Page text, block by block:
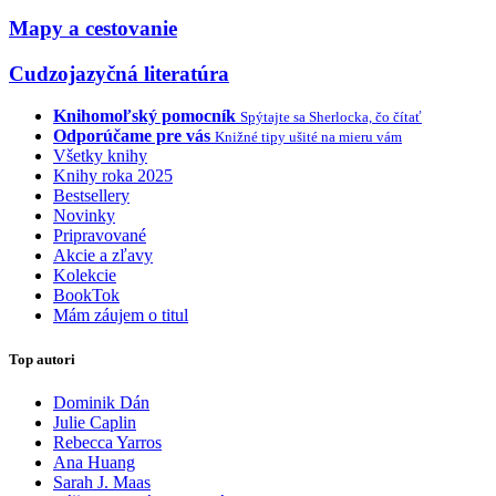
Mapy a cestovanie
Cudzojazyčná literatúra
Knihomoľský pomocník Spýtajte sa Sherlocka, čo čítať
Odporúčame pre vás Knižné tipy ušité na mieru vám
Všetky knihy
Knihy roka 2025
Bestsellery
Novinky
Pripravované
Akcie a zľavy
Kolekcie
BookTok
Mám záujem o titul
Top autori
Dominik Dán
Julie Caplin
Rebecca Yarros
Ana Huang
Sarah J. Maas